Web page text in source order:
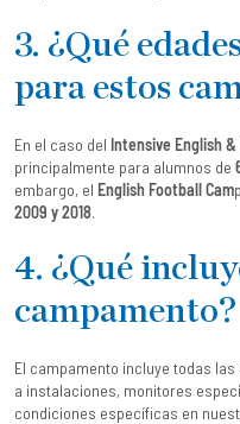
3. ¿Qué
para estos
En el caso del Intensive English
principalmente para alumnos de
embargo, el English Football Cam
2009 y 2018.
4. ¿Qué
campamento?
El campamento incluye todas
a instalaciones, monitores
condiciones específicas en